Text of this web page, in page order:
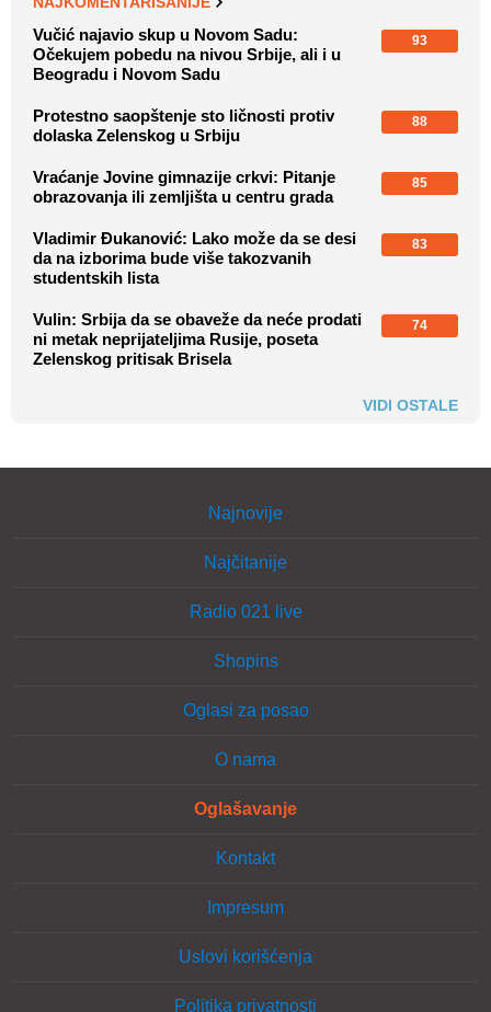
Vučić najavio skup u Novom Sadu:
Očekujem pobedu na nivou Srbije, ali i u
Beogradu i Novom Sadu
93
Protestno saopštenje sto ličnosti protiv
dolaska Zelenskog u Srbiju
88
Vraćanje Jovine gimnazije crkvi: Pitanje
obrazovanja ili zemljišta u centru grada
85
Vladimir Đukanović: Lako može da se desi
da na izborima bude više takozvanih
studentskih lista
83
Vulin: Srbija da se obaveže da neće prodati
ni metak neprijateljima Rusije, poseta
Zelenskog pritisak Brisela
74
VIDI OSTALE
Najnovije
Najčitanije
Radio 021 live
Shopins
Oglasi za posao
O nama
Oglašavanje
Kontakt
Impresum
Uslovi korišćenja
Politika privatnosti